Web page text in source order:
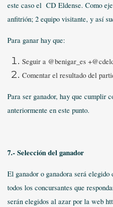
este caso el CD Eldense. Como
anfitrión; 2 equipo visitante, y así
Para ganar hay que:
Seguir a @benigar_es
Comentar el resultado del
Para ser ganador, hay que cumplir
anteriormente en este punto.
7.- Selección del ganador
El ganador o ganadora será
todos los concursantes que
serán elegidos al azar por la web